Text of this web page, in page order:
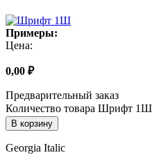
Примеры:
Цена:
0,00 ₽
Предварительный заказ
Количество товара Шрифт 1Ш
В корзину
Georgia Italic